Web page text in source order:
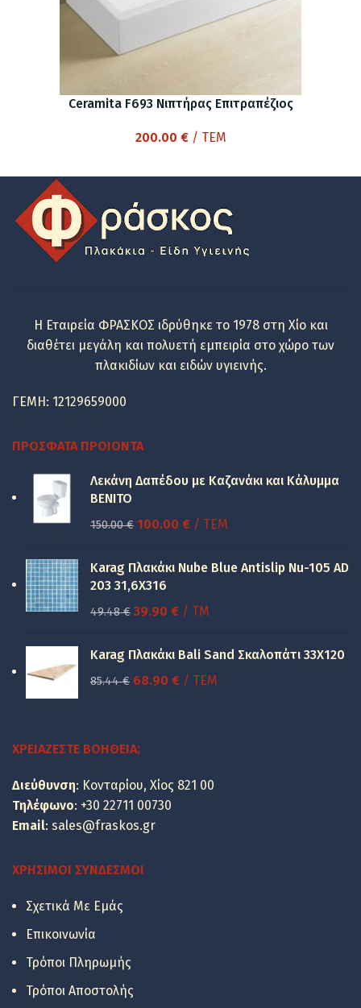
Ceramita F693 Νιπτήρας Επιτραπέζιος
200.00 €/ ΤΕΜ
Η Εταιρεία ΦΡΑΣΚΟΣ ιδρύθηκε το 1978 στη Χίο και
διαθέτει μεγάλη και πολυετή εμπειρία στο χώρο των
πλακιδίων και ειδών υγιεινής.
ΓΕΜΗ: 12129659000
ΠΡΌΣΦΑΤΑ ΠΡΟΙΌΝΤΑ
Λεκάνη Δαπέδου με Καζανάκι και Κάλυμμα
BENITO
150.00€ Original
was:
150.00 €.
100.00 €Η
τιμή
100.00 €.
/ ΤΕΜ
Karag Πλακάκι Nube Blue Antislip Nu-105 AD
203 31,6X316
49.48€ Original
was:
39.90 €Η
τιμή
είναι:
39.90 €.
/ TM
Karag Πλακάκι Bali Sand Σκαλοπάτι 33Χ120
85.44€ Original
68.90 €Η/ ΤΕΜ
ΧΡΕΙΆΖΕΣΤΕ ΒΟΉΘΕΙΑ;
Διεύθυνση: Κονταρίου, Χίος 821 00
Τηλέφωνο: +30 22711 00730
Email: sales@fraskos.gr
ΧΡΉΣΙΜΟΙ ΣΎΝΔΕΣΜΟΙ
Σχετικά Με Εμάς
Επικοινωνία
Τρόποι Πληρωμής
Τρόποι Αποστολής